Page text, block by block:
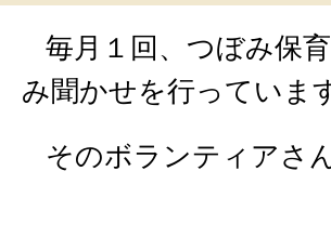
毎月１回、つぼみ保
み聞かせを行っていま
そのボランティアさ